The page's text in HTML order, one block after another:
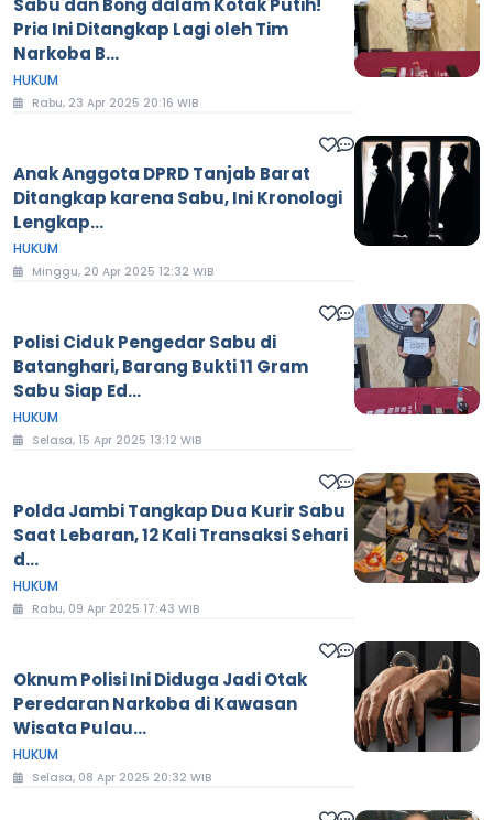
Sabu dan Bong dalam Kotak Putih!
Pria Ini Ditangkap Lagi oleh Tim
Narkoba B...
HUKUM
Rabu, 23 Apr 2025 20:16 WIB
Anak Anggota DPRD Tanjab Barat
Ditangkap karena Sabu, Ini Kronologi
Lengkap...
HUKUM
Minggu, 20 Apr 2025 12:32 WIB
Polisi Ciduk Pengedar Sabu di
Batanghari, Barang Bukti 11 Gram
Sabu Siap Ed...
HUKUM
Selasa, 15 Apr 2025 13:12 WIB
Polda Jambi Tangkap Dua Kurir Sabu
Saat Lebaran, 12 Kali Transaksi Sehari
d...
HUKUM
Rabu, 09 Apr 2025 17:43 WIB
Oknum Polisi Ini Diduga Jadi Otak
Peredaran Narkoba di Kawasan
Wisata Pulau...
HUKUM
Selasa, 08 Apr 2025 20:32 WIB